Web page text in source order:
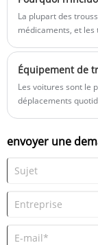
La plupart des
médicaments, et les
Équipement de
Les voitures sont le
déplacements
accidents. Il est
envoyer une